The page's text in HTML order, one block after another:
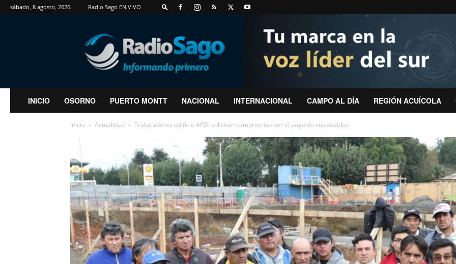
sábado, 8 agosto, 2026 Radio Sago EN VIVO
RadioSago
INICIO OSORNO PUERTO MONTT NACIONAL INTERNACIONAL CAMPO AL DÍA REGIÓN ACUÍCOLA
Inicio Actualidad Trabajadores edificio #PDI solicitan compromiso por el pago de sus sueldos